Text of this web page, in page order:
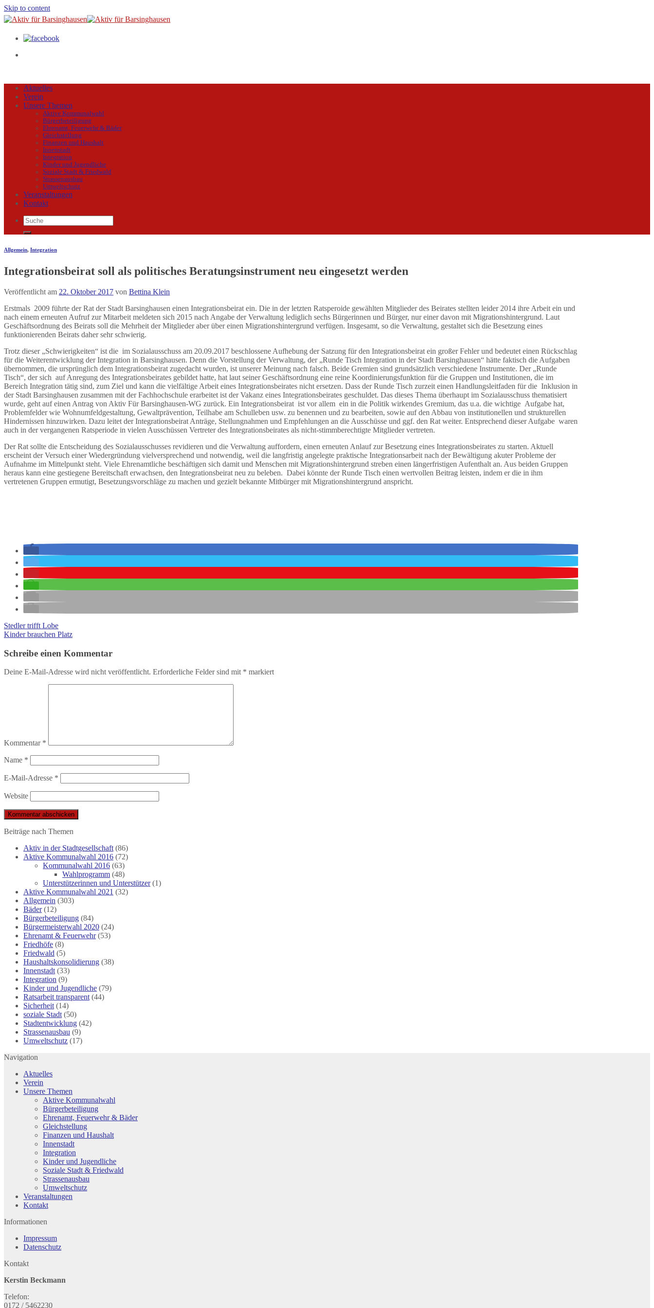
Skip to content
Aktuelles
Verein
Unsere Themen
Aktive Kommunalwahl
Bürgerbeteiligung
Ehrenamt, Feuerwehr & Bäder
Gleichstellung
Finanzen und Haushalt
Innenstadt
Integration
Kinder und Jugendliche
Soziale Stadt & Friedwald
Strassenausbau
Umweltschutz
Veranstaltungen
Kontakt
Allgemein, Integration
Integrationsbeirat soll als politisches Beratungsinstrument neu eingesetzt werden
Veröffentlicht am 22. Oktober 2017 von Bettina Klein
Erstmals 2009 führte der Rat der Stadt Barsinghausen einen Integrationsbeirat ein. Die in der letzten Ratsperoide gewählten Mitglieder des Beirates stellten leider 2014 ihre Arbeit ein und
nach einem erneuten Aufruf zur Mitarbeit meldeten sich 2015 nach Angabe der Verwaltung lediglich sechs Bürgerinnen und Bürger, nur einer davon mit Migrationshintergrund. Laut
Geschäftsordnung des Beirats soll die Mehrheit der Mitglieder aber über einen Migrationshintergrund verfügen. Insgesamt, so die Verwaltung, gestaltet sich die Besetzung eines
funktionierenden Beirats daher sehr schwierig.
Trotz dieser „Schwierigkeiten“ ist die im Sozialausschuss am 20.09.2017 beschlossene Aufhebung der Satzung für den Integrationsbeirat ein großer Fehler und bedeutet einen Rückschlag
für die Weiterentwicklung der Integration in Barsinghausen. Denn die Vorstellung der Verwaltung, der „Runde Tisch Integration in der Stadt Barsinghausen“ hätte faktisch die Aufgaben
übernommen, die ursprünglich dem Integrationsbeirat zugedacht wurden, ist unserer Meinung nach falsch. Beide Gremien sind grundsätzlich verschiedene Instrumente. Der „Runde
Tisch“, der sich auf Anregung des Integrationsbeirates gebildet hatte, hat laut seiner Geschäftsordnung eine reine Koordinierungsfunktion für die Gruppen und Institutionen, die im
Bereich Integration tätig sind, zum Ziel und kann die vielfältige Arbeit eines Integrationsbeirates nicht ersetzen. Dass der Runde Tisch zurzeit einen Handlungsleitfaden für die Inklusion in
der Stadt Barsinghausen zusammen mit der Fachhochschule erarbeitet ist der Vakanz eines Integrationsbeirates geschuldet. Das dieses Thema überhaupt im Sozialausschuss thematisiert
wurde, geht auf einen Antrag von Aktiv Für Barsinghausen-WG zurück. Ein Integrationsbeirat ist vor allem ein in die Politik wirkendes Gremium, das u.a. die wichtige Aufgabe hat,
Problemfelder wie Wohnumfeldgestaltung, Gewaltprävention, Teilhabe am Schulleben usw. zu benennen und zu bearbeiten, sowie auf den Abbau von institutionellen und strukturellen
Hindernissen hinzuwirken. Dazu leitet der Integrationsbeirat Anträge, Stellungnahmen und Empfehlungen an die Ausschüsse und ggf. den Rat weiter. Entsprechend dieser Aufgabe waren
auch in der vergangenen Ratsperiode in vielen Ausschüssen Vertreter des Integrationsbeirates als nicht-stimmberechtigte Mitglieder vertreten.
Der Rat sollte die Entscheidung des Sozialausschusses revidieren und die Verwaltung auffordern, einen erneuten Anlauf zur Besetzung eines Integrationsbeirates zu starten. Aktuell
erscheint der Versuch einer Wiedergründung vielversprechend und notwendig, weil die langfristig angelegte praktische Integrationsarbeit nach der Bewältigung akuter Probleme der
Aufnahme im Mittelpunkt steht. Viele Ehrenamtliche beschäftigen sich damit und Menschen mit Migrationshintergrund streben einen längerfristigen Aufenthalt an. Aus beiden Gruppen
heraus kann eine gestiegene Bereitschaft erwachsen, den Integrationsbeirat neu zu beleben. Dabei könnte der Runde Tisch einen wertvollen Beitrag leisten, indem er die in ihm
vertretenen Gruppen ermutigt, Besetzungsvorschläge zu machen und gezielt bekannte Mitbürger mit Migrationshintergrund anspricht.
Stedler trifft Lobe
Kinder brauchen Platz
Schreibe einen Kommentar
Deine E-Mail-Adresse wird nicht veröffentlicht. Erforderliche Felder sind mit * markiert
Kommentar *
Name *
E-Mail-Adresse *
Website
Beiträge nach Themen
Aktiv in der Stadtgesellschaft (86)
Aktive Kommunalwahl 2016 (72)
Kommunalwahl 2016 (63)
Wahlprogramm (48)
Unterstützerinnen und Unterstützer(1)
Aktive Kommunalwahl 2021 (32)
Allgemein (303)
Bäder(12)
Bürgerbeteiligung (84)
Bürgermeisterwahl 2020 (24)
Ehrenamt & Feuerwehr(53)
Friedhöfe (8)
Friedwald (5)
Haushaltskonsolidierung (38)
Innenstadt (33)
Integration (9)
Kinder und Jugendliche (79)
Ratsarbeit transparent (44)
Sicherheit (14)
soziale Stadt (50)
Stadtentwicklung (42)
Strassenausbau (9)
Umweltschutz (17)
Navigation
Aktuelles
Verein
Unsere Themen
Aktive Kommunalwahl
Bürgerbeteiligung
Ehrenamt, Feuerwehr & Bäder
Gleichstellung
Finanzen und Haushalt
Innenstadt
Integration
Kinder und Jugendliche
Soziale Stadt & Friedwald
Strassenausbau
Umweltschutz
Veranstaltungen
Kontakt
Informationen
Impressum
Datenschutz
Kontakt
Kerstin Beckmann
Telefon:
0172 / 5462230